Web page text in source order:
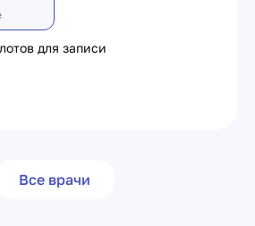
для записи
Все врачи